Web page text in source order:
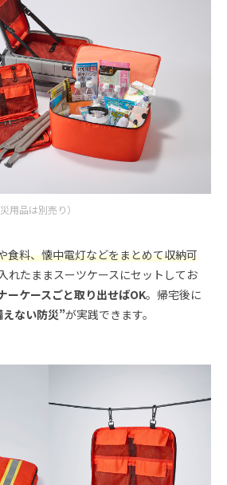
用品は別売り）
食料、懐中電灯などをまとめて収納可
れたままスーツケースにセットしてお
ーケースごと取り出せばOK。帰宅後に
えない防災”が実践できます。